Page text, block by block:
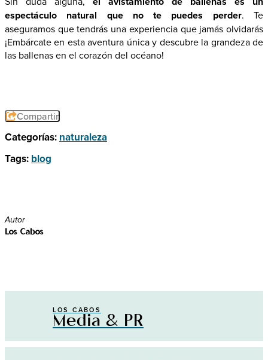
espectáculo natural que no te puedes perder. Te
aseguramos que tendrás una experiencia que jamás olvidarás
¡Embárcate en esta aventura única y descubre la grandeza de
las ballenas en el corazón del océano!
Compartir
Categorías: naturaleza
Tags: blog
Autor
Los Cabos
LOS CABOS
Media & PR